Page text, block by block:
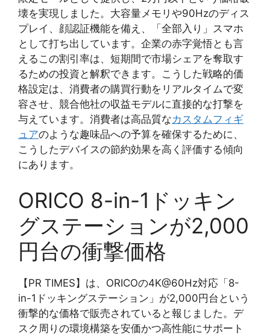
壊を実現しました。大容量メモリや90Hzのディス
プレイ、顔認証機能を備え、「全部入り」スマホ
として打ち出しています。企業の赤字覚悟とも言
えるこの割引率は、短期間で市場シェアを奪取す
るための投資と解釈できます。こうした戦略的価
格設定は、消費者の購買行動をリアルタイムで変
容させ、競合他社の収益モデルに直接的な打撃を
与えています。消費者は高品質なカスタムフィギ
ュアのような趣味品への予算を確保するために、
こうしたデバイスの節約効果を高く評価する傾向
にあります。
ORICO 8-in-1ドッキン
グステーションが2,000
円台の衝撃価格
【PR TIMES】は、ORICOの4K@60Hz対応「8-
in-1ドッキングステーション」が2,000円台という
衝撃的な価格で販売されていると報じました。デ
スク周りの環境構築を安価かつ高性能にサポート